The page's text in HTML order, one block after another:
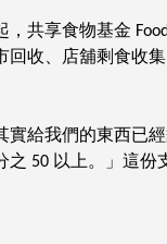
共享食物基金 Food
收、店舖剩食收
給我們的東西已
50 以上。」這份